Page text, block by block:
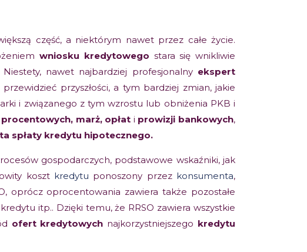
część, a niektórym nawet przez całe życie.
wniosku kredytowego stara się wnikliwie
nawet najbardziej profesjonalny ekspert
przyszłości, a tym bardziej zmian, jakie
i związanego z tym wzrostu lub obniżenia PKB i
marż, opłat i prowizji bankowych,
spłaty kredytu hipotecznego.
gospodarczych, podstawowe wskaźniki, jak
koszt kredytu ponoszony przez konsumenta,
oprócz oprocentowania zawiera także pozostałe
itp.. Dzięki temu, że RRSO zawiera wszystkie
ofert kredytowych najkorzystniejszego kredytu